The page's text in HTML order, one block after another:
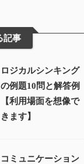
記事
ロジカルシンキング
の例題10問と解答例
【利用場面を想像で
きます】
コミュニケーション